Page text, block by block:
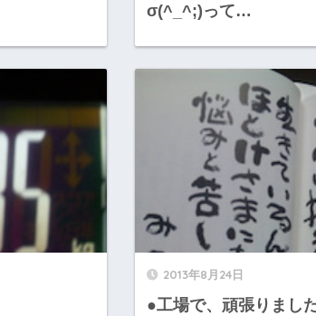
σ(^_^;)って…
2013年8月24日
●工場で、頑張りまし